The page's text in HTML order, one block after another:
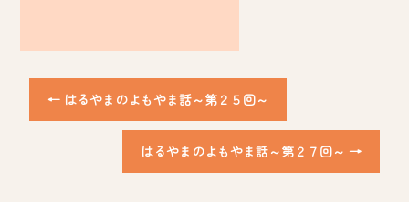
← はるやまのよもやま話～第２５回～
はるやまのよもやま話～第２７回～ →